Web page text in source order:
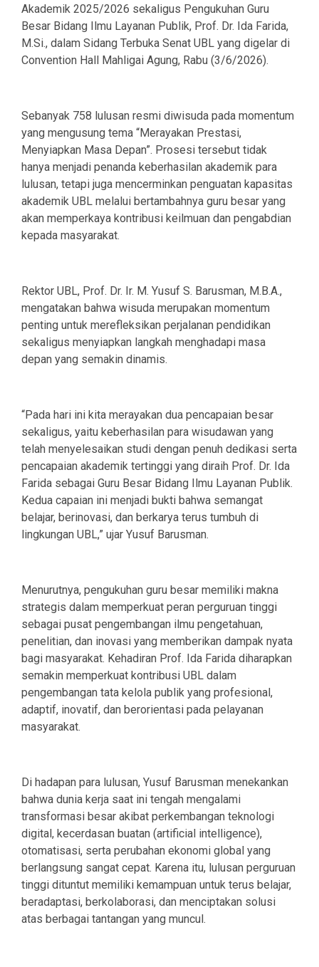
Akademik 2025/2026 sekaligus Pengukuhan Guru
Besar Bidang Ilmu Layanan Publik, Prof. Dr. Ida Farida,
M.Si., dalam Sidang Terbuka Senat UBL yang digelar di
Convention Hall Mahligai Agung, Rabu (3/6/2026).
Sebanyak 758 lulusan resmi diwisuda pada momentum
yang mengusung tema “Merayakan Prestasi,
Menyiapkan Masa Depan”. Prosesi tersebut tidak
hanya menjadi penanda keberhasilan akademik para
lulusan, tetapi juga mencerminkan penguatan kapasitas
akademik UBL melalui bertambahnya guru besar yang
akan memperkaya kontribusi keilmuan dan pengabdian
kepada masyarakat.
Rektor UBL, Prof. Dr. Ir. M. Yusuf S. Barusman, M.B.A.,
mengatakan bahwa wisuda merupakan momentum
penting untuk merefleksikan perjalanan pendidikan
sekaligus menyiapkan langkah menghadapi masa
depan yang semakin dinamis.
“Pada hari ini kita merayakan dua pencapaian besar
sekaligus, yaitu keberhasilan para wisudawan yang
telah menyelesaikan studi dengan penuh dedikasi serta
pencapaian akademik tertinggi yang diraih Prof. Dr. Ida
Farida sebagai Guru Besar Bidang Ilmu Layanan Publik.
Kedua capaian ini menjadi bukti bahwa semangat
belajar, berinovasi, dan berkarya terus tumbuh di
lingkungan UBL,” ujar Yusuf Barusman.
Menurutnya, pengukuhan guru besar memiliki makna
strategis dalam memperkuat peran perguruan tinggi
sebagai pusat pengembangan ilmu pengetahuan,
penelitian, dan inovasi yang memberikan dampak nyata
bagi masyarakat. Kehadiran Prof. Ida Farida diharapkan
semakin memperkuat kontribusi UBL dalam
pengembangan tata kelola publik yang profesional,
adaptif, inovatif, dan berorientasi pada pelayanan
masyarakat.
Di hadapan para lulusan, Yusuf Barusman menekankan
bahwa dunia kerja saat ini tengah mengalami
transformasi besar akibat perkembangan teknologi
digital, kecerdasan buatan (artificial intelligence),
otomatisasi, serta perubahan ekonomi global yang
berlangsung sangat cepat. Karena itu, lulusan perguruan
tinggi dituntut memiliki kemampuan untuk terus belajar,
beradaptasi, berkolaborasi, dan menciptakan solusi
atas berbagai tantangan yang muncul.